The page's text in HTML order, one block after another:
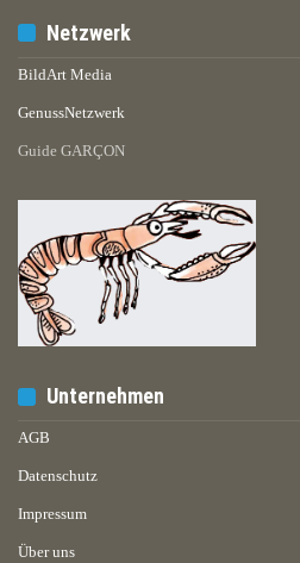
Netzwerk
BildArt Media
GenussNetzwerk
Guide GARÇON
Unternehmen
AGB
Datenschutz
Impressum
Über uns